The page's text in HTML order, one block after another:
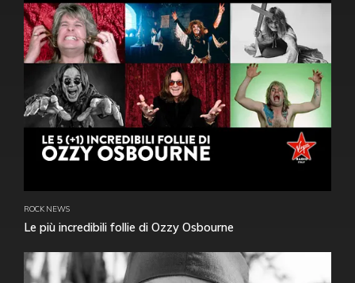
ROCK NEWS
Le più incredibili follie di Ozzy Osbourne